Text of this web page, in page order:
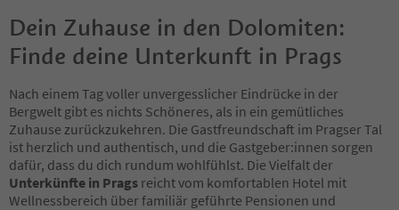
Dein Zuhause in den Dolomiten:
Finde deine Unterkunft in Prags
Nach einem Tag voller unvergesslicher Eindrücke in der
Bergwelt gibt es nichts Schöneres, als in ein gemütliches
Zuhause zurückzukehren. Die Gastfreundschaft im Pragser Tal
ist herzlich und authentisch, und die Gastgeber:innen sorgen
dafür, dass du dich rundum wohlfühlst. Die Vielfalt der
Unterkünfte in Prags reicht vom komfortablen Hotel mit
Wellnessbereich über familiär geführte Pensionen und